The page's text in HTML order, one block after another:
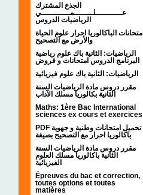
الجذع المشترك
عـــــــــــلــــــــمــــــــــــي
الرياضيات الدروس
امتحانات الباكالوريا احرار علوم الحياة
والأرض مع التصحيح
الرياضيات: الثانية باك علوم رياضية
البرنامج الدروس امتحانات و فروض
الرياضيات: الثانية باك علوم فيزيائية
مقرر دروس مادة الرياضيات السنة
الثانية بكالوريا مسلك الآداب
Maths: 1ère Bac International
sciences ex cours et exercices
PDF تحميل امتحانات وطنية و جهوية
باكالوريا احرار مع التصحيح بصيغة
مقرر دروس مادة الرياضيات السنة
الثانية باكالوريا مسلك العلوم
الفيزيائية
Épreuves du bac et correction,
toutes options et toutes
matières